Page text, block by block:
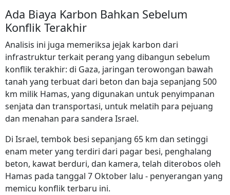
Ada Biaya Karbon Bahkan Sebelum
Konflik Terakhir
Analisis ini juga memeriksa jejak karbon dari
infrastruktur terkait perang yang dibangun sebelum
konflik terakhir: di Gaza, jaringan terowongan bawah
tanah yang terbuat dari beton dan baja sepanjang 500
km milik Hamas, yang digunakan untuk penyimpanan
senjata dan transportasi, untuk melatih para pejuang
dan menahan para sandera Israel.
Di Israel, tembok besi sepanjang 65 km dan setinggi
enam meter yang terdiri dari pagar besi, penghalang
beton, kawat berduri, dan kamera, telah diterobos oleh
Hamas pada tanggal 7 Oktober lalu - penyerangan yang
memicu konflik terbaru ini.